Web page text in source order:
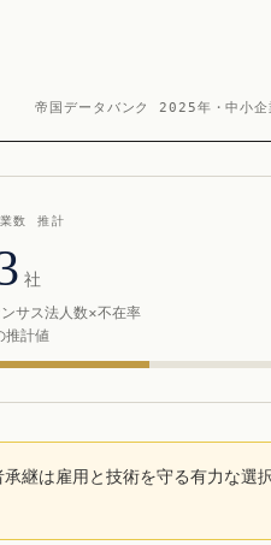
帝国データバンク 2025年・中小
数 推計
社
サス法人数×不在率
推計値
継は雇用と技術を守る有力な選択